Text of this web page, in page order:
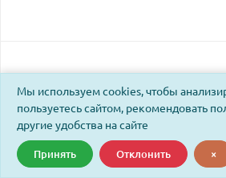
Мы используем cookies, чтобы
пользуетесь сайтом, рекомендовать
другие удобства на сайте
Принять Отклонить ×